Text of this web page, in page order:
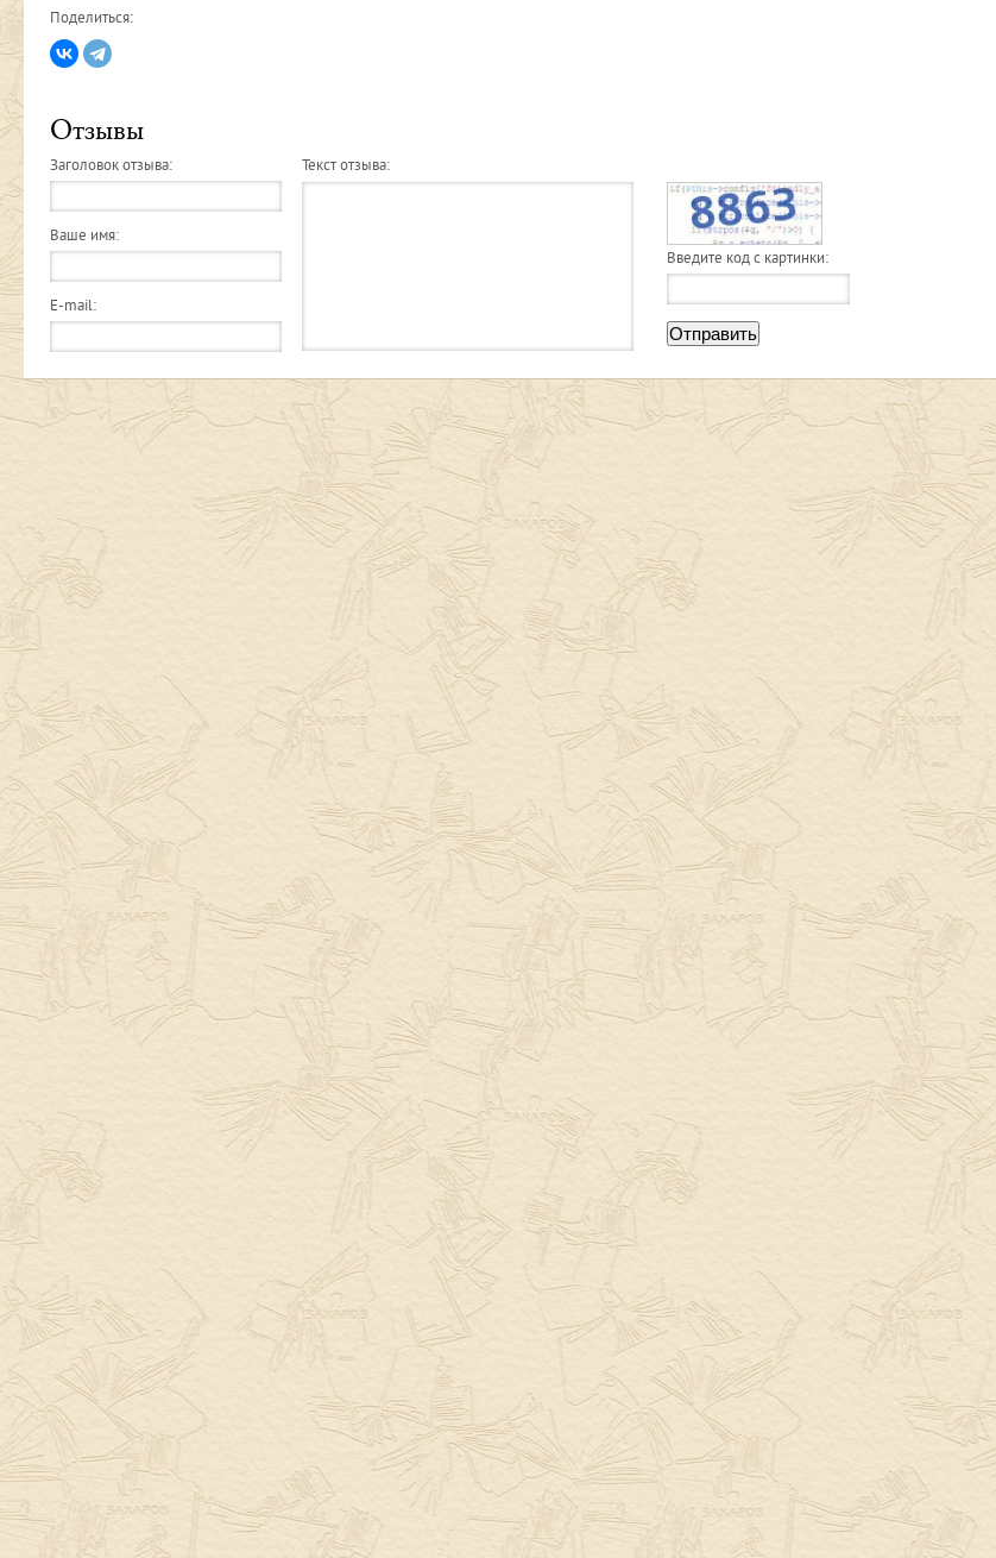
Поделиться:
Отзывы
Заголовок отзыва:
Ваше имя:
E-mail:
Текст отзыва:
Введите код с картинки:
Отправить